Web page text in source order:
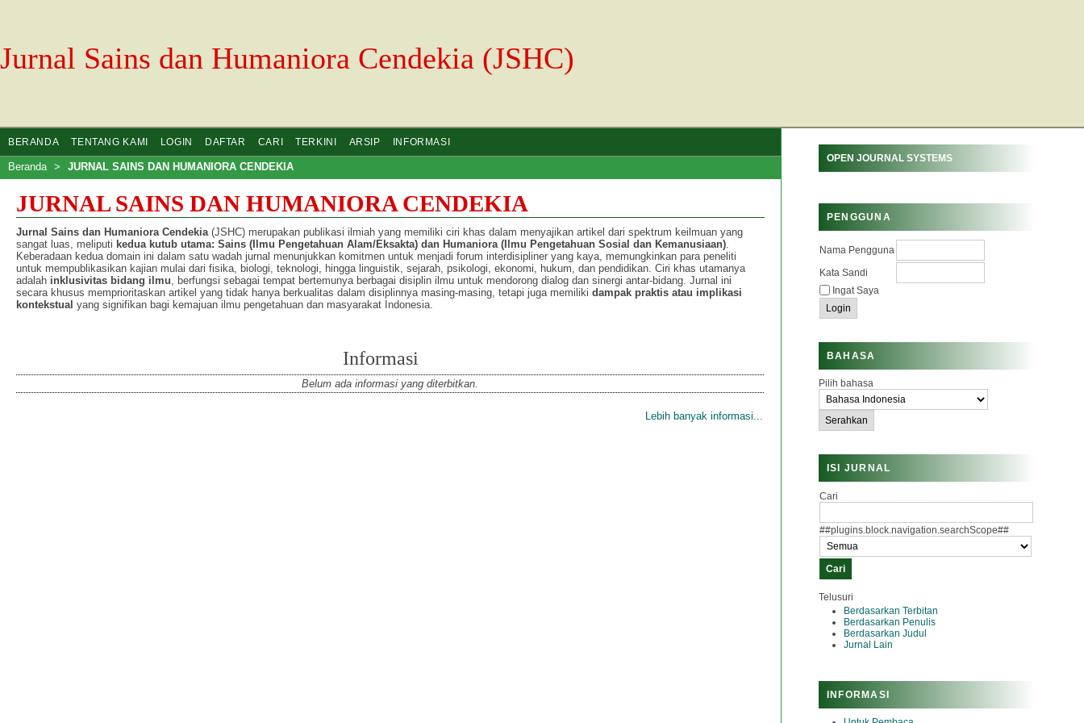
Jurnal Sains dan Humaniora Cendekia (JSHC)
OPEN JOURNAL SYSTEMS
PENGGUNA
Nama Pengguna
Kata Sandi
Ingat Saya
BAHASA
Pilih bahasa
ISI JURNAL
Cari
##plugins.block.navigation.searchScope##
Telusuri
Berdasarkan Terbitan
Berdasarkan Penulis
Berdasarkan Judul
Jurnal Lain
INFORMASI
BERANDA TENTANG KAMI LOGIN DAFTAR CARI TERKINI ARSIP INFORMASI
Beranda > JURNAL SAINS DAN HUMANIORA CENDEKIA
JURNAL SAINS DAN HUMANIORA CENDEKIA
Jurnal Sains dan Humaniora Cendekia(JSHC) merupakan publikasi ilmiah yang memiliki ciri khas dalam menyajikan artikel dari spektrum keilmuan yang
sangat luas, meliputi kedua kutub utama: Sains (Ilmu Pengetahuan Alam/Eksakta) dan Humaniora (Ilmu Pengetahuan Sosial dan Kemanusiaan).
Keberadaan kedua domain ini dalam satu wadah jurnal menunjukkan komitmen untuk menjadi forum interdisipliner yang kaya, memungkinkan para peneliti
untuk mempublikasikan kajian mulai dari fisika, biologi, teknologi, hingga linguistik, sejarah, psikologi, ekonomi, hukum, dan pendidikan. Ciri khas utamanya
adalah inklusivitas bidang ilmu, berfungsi sebagai tempat bertemunya berbagai disiplin ilmu untuk mendorong dialog dan sinergi antar-bidang. Jurnal ini
secara khusus memprioritaskan artikel yang tidak hanya berkualitas dalam disiplinnya masing-masing, tetapi juga memiliki dampak praktis atau implikasi
kontekstual yang signifikan bagi kemajuan ilmu pengetahuan dan masyarakat Indonesia.
Informasi
Belum ada informasi yang diterbitkan.
Lebih banyak informasi...